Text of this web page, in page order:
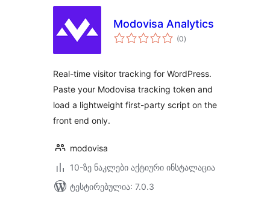
Modovisa Analytics
(0საერთო
რეიტინგი
)
Real-time visitor tracking for WordPress.
Paste your Modovisa tracking token and
load a lightweight first-party script on the
front end only.
modovisa
10-ზე ნაკლები აქტიური ინსტალაცია
ტესტირებულია: 7.0.3